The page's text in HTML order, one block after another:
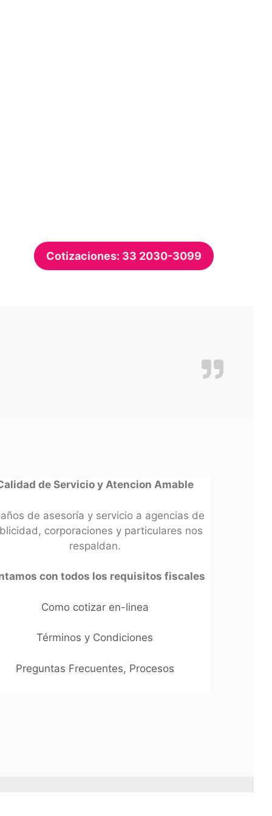
Cotizaciones: 33 2030-3099
de Servicio y Atencion Amable
de asesoría y servicio a agencias de
corporaciones y particulares nos
respaldan.
con todos los requisitos fiscales
Como cotizar en-linea
Términos y Condiciones
Preguntas Frecuentes, Procesos